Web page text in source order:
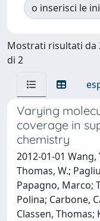
o inserisci le
Mostrati risultati da
di 2
Varying
coverage in
chemistry
2012-01-01
Thomas, W.;
Papagno, Marco;
Polina; Carbone,
Classen,